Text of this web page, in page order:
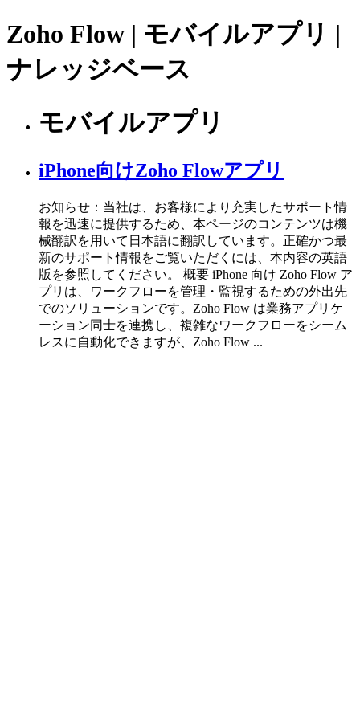
Zoho Flow | モバイルアプリ |
ナレッジベース
モバイルアプリ
iPhone向けZoho Flowアプリ
お知らせ：当社は、お客様により充実したサポート情
報を迅速に提供するため、本ページのコンテンツは機
械翻訳を用いて日本語に翻訳しています。正確かつ最
新のサポート情報をご覧いただくには、本内容の英語
版を参照してください。 概要 iPhone 向け Zoho Flow ア
プリは、ワークフローを管理・監視するための外出先
でのソリューションです。Zoho Flow は業務アプリケ
ーション同士を連携し、複雑なワークフローをシーム
レスに自動化できますが、Zoho Flow ...